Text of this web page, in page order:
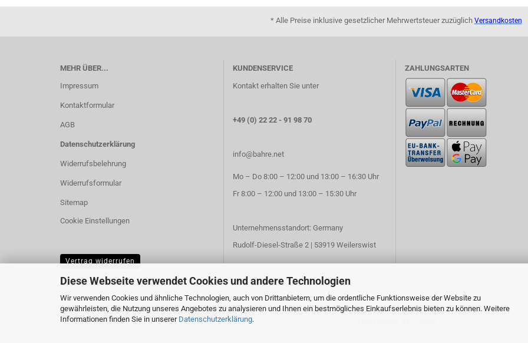
Diese Webseite verwendet Cookies und andere Technologien
Wir verwenden Cookies und ähnliche Technologien, auch von Drittanbietern, um die ordentliche Funktionsweise der Website zu
gewährleisten, die Nutzung unseres Angebotes zu analysieren und Ihnen ein bestmögliches Einkaufserlebnis bieten zu können. Weitere
Informationen finden Sie in unserer Datenschutzerklärung.
* Alle Preise inklusive gesetzlicher Mehrwertsteuer zuzüglich Versandkosten
MEHR ÜBER...
Impressum
Kontaktformular
AGB
Datenschutzerklärung
Widerrufsbelehrung
Widerrufsformular
Sitemap
Cookie Einstellungen
KUNDENSERVICE
Kontakt erhalten Sie unter
+49 (0) 22 22 - 91 98 70
info@bahre.net
Mo – Do 8:00 – 12:00 und 13:00 – 16:30 Uhr
Fr 8:00 – 12:00 und 13:00 – 15:30 Uhr
Unternehmensstandort: Germany
Rudolf-Diesel-Straße 2 | 53919 Weilerswist
ZAHLUNGSARTEN
Vertrag widerrufen